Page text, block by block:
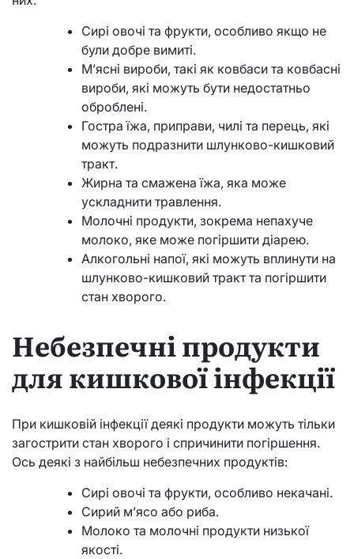
Сирі овочі та фрукти, особливо якщо не
були добре вимиті.
М’ясні вироби, такі як ковбаси та ковбасні
вироби, які можуть бути недостатньо
оброблені.
Гостра їжа, приправи, чилі та перець, які
можуть подразнити шлунково-кишковий
тракт.
Жирна та смажена їжа, яка може
ускладнити травлення.
Молочні продукти, зокрема непахуче
молоко, яке може погіршити діарею.
Алкогольні напої, які можуть вплинути на
шлунково-кишковий тракт та погіршити
стан хворого.
Небезпечні продукти
для кишкової інфекції
При кишковій інфекції деякі продукти можуть тільки
загострити стан хворого і спричинити погіршення.
Ось деякі з найбільш небезпечних продуктів:
Сирі овочі та фрукти, особливо некачані.
Сирий м’ясо або риба.
Молоко та молочні продукти низької
якості.